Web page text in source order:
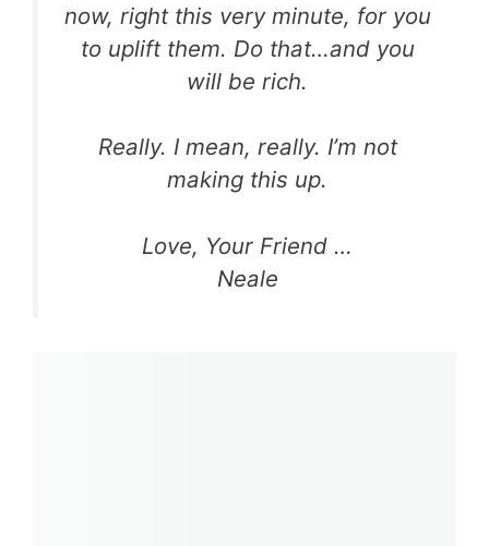
now, right this very minute, for you
to uplift them. Do that…and you
will be rich.
Really. I mean, really. I’m not
making this up.
Love, Your Friend …
Neale